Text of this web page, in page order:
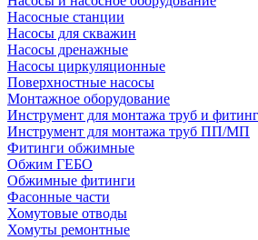
Насосные станции
Насосы для скважин
Насосы дренажные
Насосы циркуляционные
Поверхностные насосы
Монтажное оборудование
Инструмент для монтажа труб и
Инструмент для монтажа труб ПП/МП
Фитинги обжимные
Обжим ГЕБО
Обжимные фитинги
Фасонные части
Хомутовые отводы
Хомуты ремонтные